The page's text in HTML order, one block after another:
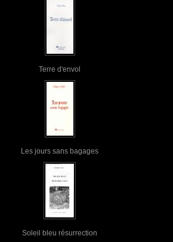
Terre d'envol
Les jours sans bagages
Soleil bleu résurrection